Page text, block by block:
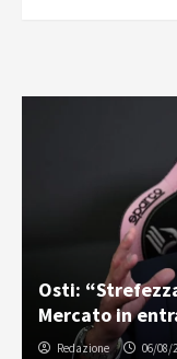
Osti:
Mercato in
Redazione 06/08/